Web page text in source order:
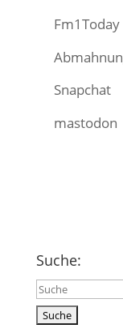
Fm1Today
Snapchat
mastodon
Suche:
Suchen
nach: